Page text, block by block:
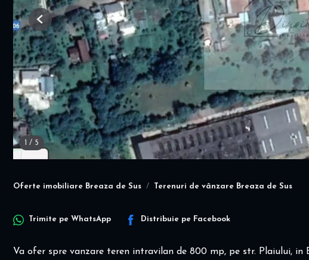
1 / 5
Previous
Oferte imobiliare Breaza de Sus Terenuri de vânzare Breaza de Sus
Trimite pe WhatsApp Distribuie pe Facebook
Va ofer spre vanzare teren intravilan de 800 mp, pe str. Plaiului, in